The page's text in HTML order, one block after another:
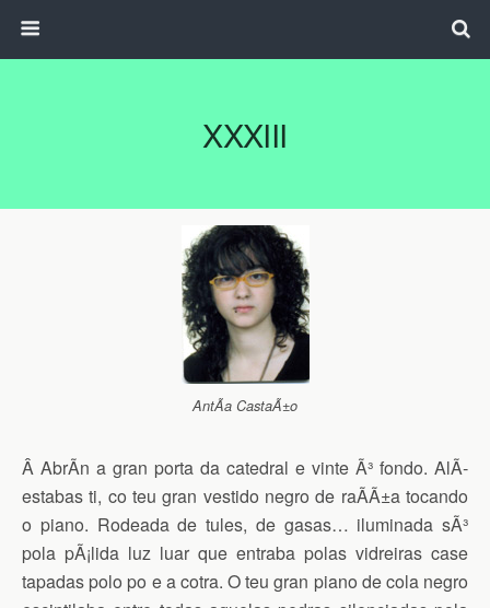
XXXIII
AntÃ­a CastaÃ±o
Â AbrÃ­n a gran porta da catedral e vinte Ã³ fondo. AlÃ­
estabas ti, co teu gran vestido negro de raÃ­Ã±a tocando
o piano. Rodeada de tules, de gasas… iluminada sÃ³
pola pÃ¡lida luz luar que entraba polas vidreiras case
tapadas polo po e a cotra. O teu gran piano de cola negro